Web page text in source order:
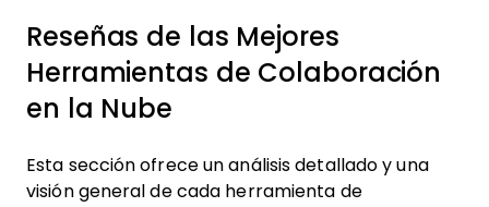
Reseñas de las Mejores
Herramientas de Colaboración
en la Nube
Esta sección ofrece un análisis detallado y una
visión general de cada herramienta de